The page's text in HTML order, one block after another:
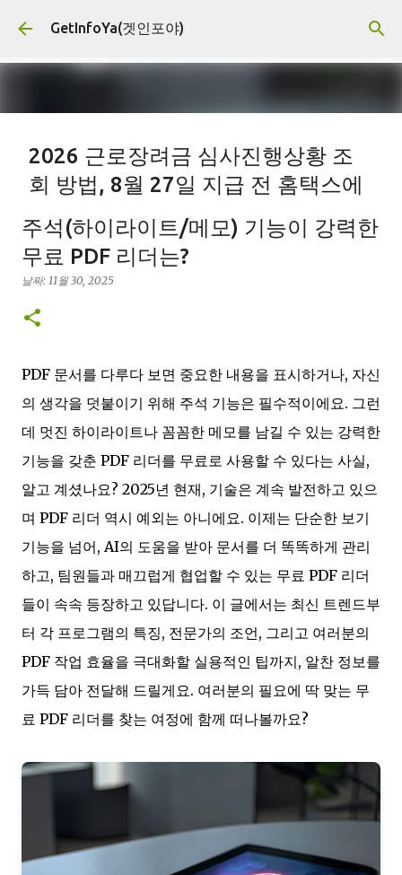
기본 콘텐츠로 건너뛰기
GetInfoYa(겟인포야)
2026 근로장려금 심사진행상황 조
회 방법, 8월 27일 지급 전 홈택스에
서 확인하기
날짜: 8월 07, 2026 국세청 근로장려금 근로장려금심사
근로장려금지급일 세금환급
주석(하이라이트/메모) 기능이 강력한
무료 PDF 리더는?
날짜: 11월 30, 2025
PDF 문서를 다루다 보면 중요한 내용을 표시하거나, 자신
의 생각을 덧붙이기 위해 주석 기능은 필수적이에요. 그런
데 멋진 하이라이트나 꼼꼼한 메모를 남길 수 있는 강력한
기능을 갖춘 PDF 리더를 무료로 사용할 수 있다는 사실,
알고 계셨나요? 2025년 현재, 기술은 계속 발전하고 있으
며 PDF 리더 역시 예외는 아니에요. 이제는 단순한 보기
기능을 넘어, AI의 도움을 받아 문서를 더 똑똑하게 관리
하고, 팀원들과 매끄럽게 협업할 수 있는 무료 PDF 리더
들이 속속 등장하고 있답니다. 이 글에서는 최신 트렌드부
터 각 프로그램의 특징, 전문가의 조언, 그리고 여러분의
PDF 작업 효율을 극대화할 실용적인 팁까지, 알찬 정보를
가득 담아 전달해 드릴게요. 여러분의 필요에 딱 맞는 무
료 PDF 리더를 찾는 여정에 함께 떠나볼까요?